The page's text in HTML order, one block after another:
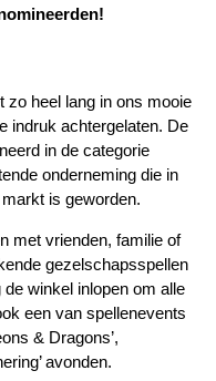
zo heel lang in ons mooie
indruk achtergelaten. De
in de categorie
onderneming die in
is geworden.
met vrienden, familie of
gezelschapsspellen
winkel inlopen om alle
een van spellenevents
& Dragons’,
avonden.